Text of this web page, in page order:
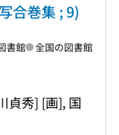
合巻集 ; 9)
貞秀] [画], 国
書館 全国の図書館